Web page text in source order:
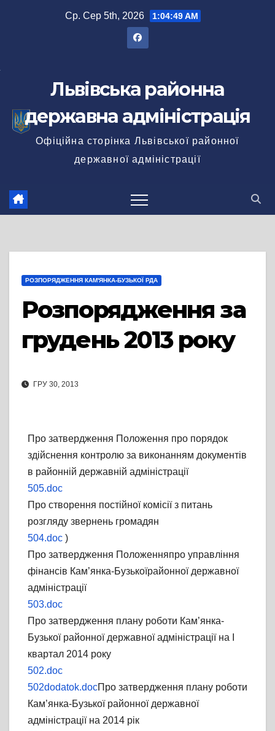
Ср. Сер 5th, 2026 1:04:50 AM
Львівська районна
державна адміністрація
Офіційна сторінка Львівської районної
державної адміністрації
РОЗПОРЯДЖЕННЯ КАМ'ЯНКА-БУЗЬКОЇ РДА
Розпорядження за
грудень 2013 року
ГРУ 30, 2013
Про затвердження Положення про порядок
здійснення контролю за виконанням документів
в районній державній адміністрації
505.doc
Про створення постійної комісії з питань
розгляду звернень громадян
504.doc )
Про затвердження Положенняпро управління
фінансів Кам’янка-Бузькоїрайонної державної
адміністрації
503.doc
Про затвердження плану роботи Кам’янка-
Бузької районної державної адміністрації на I
квартал 2014 року
502.doc
502dodatok.docПро затвердження плану роботи
Кам’янка-Бузької районної державної
адміністрації на 2014 рік